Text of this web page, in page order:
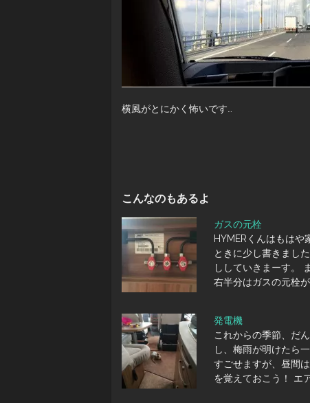
横風がとにかく怖いです…
こんなのもあるよ
ガスの元栓
HYMERくんはもは
ときに少し書きまし
ししていきまーす。
右半分はガスの元栓
発電機
これからの季節、だ
し、梅雨が明けたら
すごせますが、昼間
を覚えておこう！ エ